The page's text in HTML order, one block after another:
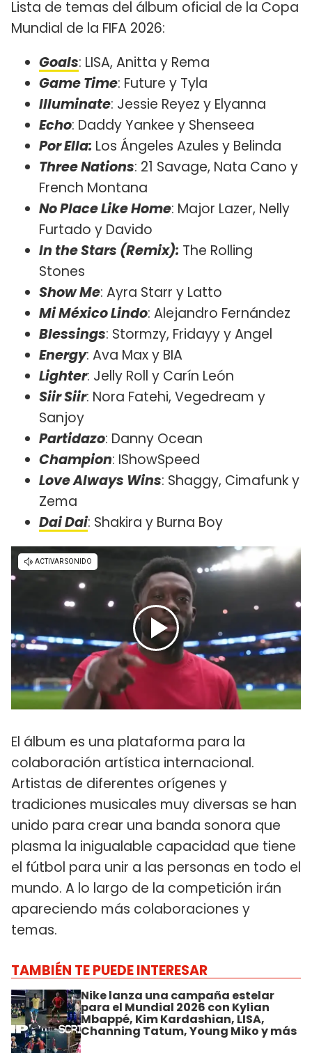
Lista de temas del álbum oficial de la Copa
Mundial de la FIFA 2026:
Goals: LISA, Anitta y Rema
Game Time: Future y Tyla
Illuminate: Jessie Reyez y Elyanna
Echo: Daddy Yankee y Shenseea
Por Ella: Los Ángeles Azules y Belinda
Three Nations: 21 Savage, Nata Cano y
French Montana
No Place Like Home: Major Lazer, Nelly
Furtado y Davido
In the Stars (Remix): The Rolling
Stones
Show Me: Ayra Starr y Latto
Mi México Lindo: Alejandro Fernández
Blessings: Stormzy, Fridayy y Angel
Energy: Ava Max y BIA
Lighter: Jelly Roll y Carín León
Siir Siir: Nora Fatehi, Vegedream y
Sanjoy
Partidazo: Danny Ocean
Champion: IShowSpeed
Love Always Wins: Shaggy, Cimafunk y
Zema
Dai Dai: Shakira y Burna Boy
El álbum es una plataforma para la
colaboración artística internacional.
Artistas de diferentes orígenes y
tradiciones musicales muy diversas se han
unido para crear una banda sonora que
plasma la inigualable capacidad que tiene
el fútbol para unir a las personas en todo el
mundo. A lo largo de la competición irán
apareciendo más colaboraciones y
temas.
TAMBIÉN TE PUEDE INTERESAR
Nike lanza una campaña estelar
para el Mundial 2026 con Kylian
Mbappé, Kim Kardashian, LISA,
Channing Tatum, Young Miko y más